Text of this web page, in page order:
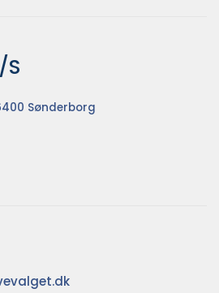
Sønderborg